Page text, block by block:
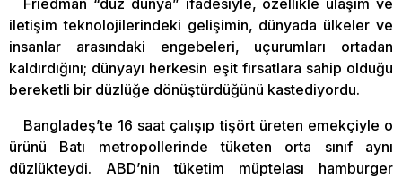
iletişim teknolojilerindeki gelişimin, dünyada ülkeler ve
insanlar arasındaki engebeleri, uçurumları ortadan
kaldırdığını; dünyayı herkesin eşit fırsatlara sahip olduğu
bereketli bir düzlüğe dönüştürdüğünü kastediyordu.
Bangladeş’te 16 saat çalışıp tişört üreten emekçiyle o
ürünü Batı metropollerinde tüketen orta sınıf aynı
düzlükteydi. ABD’nin tüketim müptelası hamburger